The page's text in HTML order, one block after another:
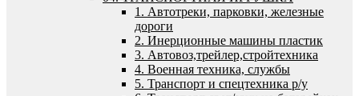
1. Автотреки, парковки, железные
дороги
2. Инерционные машины пластик
3. Автовоз,трейлер,стройтехника
4. Военная техника, службы
5. Транспорт и спецтехника р/у